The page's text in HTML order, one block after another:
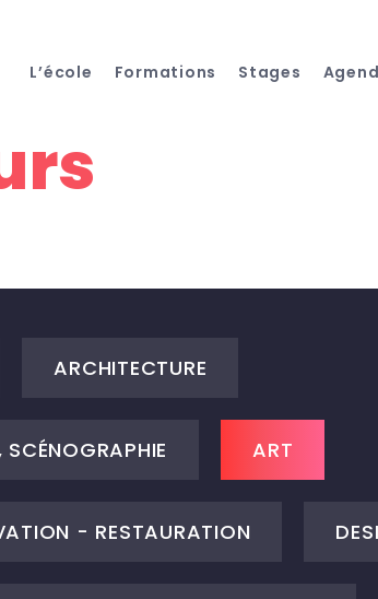
L’école Formations Stages
ARCHITECTURE
SCÉNOGRAPHIE ART
- RESTAURATION